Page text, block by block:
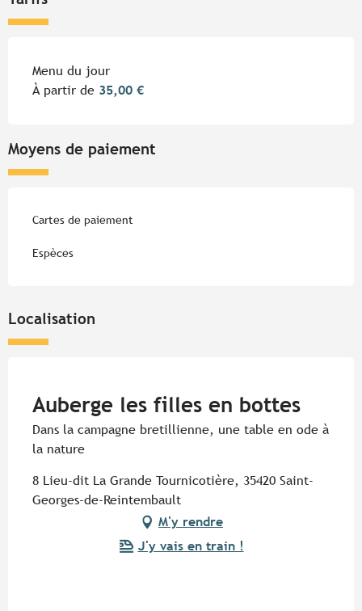
Tarifs 2026
Menu du jour
À partir de 35,00 €
Moyens de paiement
Cartes de paiement
Espèces
Localisation
Auberge les filles en bottes
Dans la campagne bretillienne, une table en ode à
la nature
8 Lieu-dit La Grande Tournicotière, 35420 Saint-
Georges-de-Reintembault
M'y rendre
J'y vais en train !